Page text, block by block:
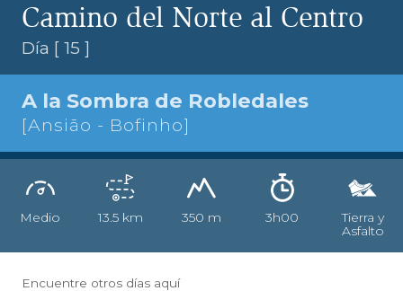
Camino del Norte al Centro
Día [ 15 ]
A la Sombra de Robledales
[Ansião - Bofinho]
Medio 13.5 km 350 m 3h00
Tierra y
Asfalto
Encuentre otros días aquí